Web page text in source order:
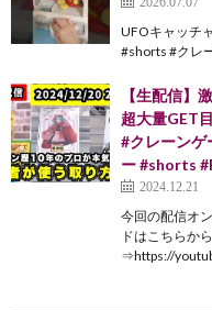
UFOキャッチ
#shorts #クレ
【生配信】
超大量GET
#クレーンゲ
ー #shorts
2024.12.21
今回の配信オ
ドはこちらから
⇒https://